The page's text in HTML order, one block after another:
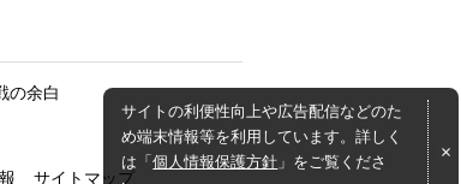
の余白
サイトの利便性向上や広告配信などのた
め端末情報等を利用しています。詳しく
は「個人情報保護方針 」をご覧くださ
サイトマップ